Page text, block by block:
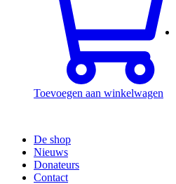
Toevoegen aan winkelwagen
De shop
Nieuws
Donateurs
Contact